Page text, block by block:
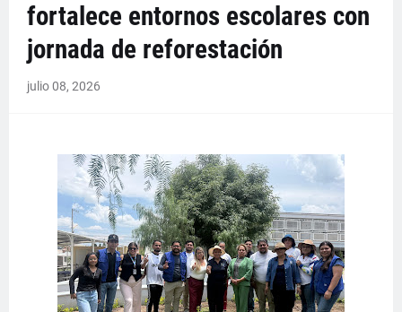
fortalece entornos escolares con
jornada de reforestación
julio 08, 2026